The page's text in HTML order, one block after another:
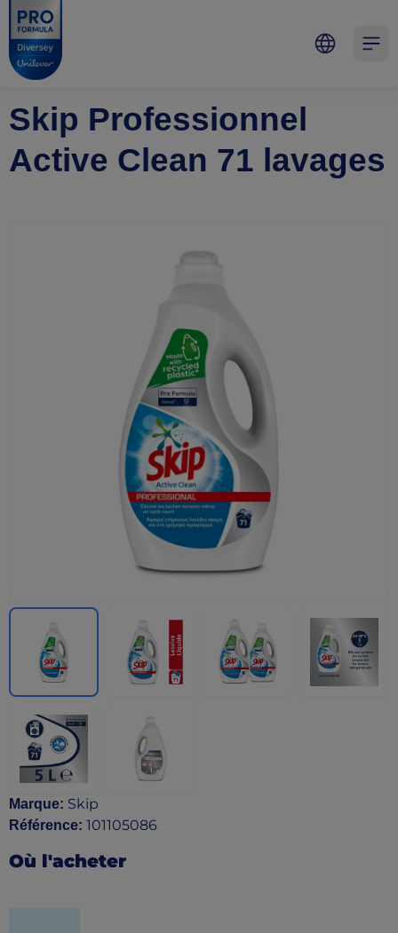
Skip to main content
Skip to navigation
Skip to footer
Pro Formula
Skip Professionnel
Active Clean 71 lavages
Marque: Skip
Référence: 101105086
Où l'acheter